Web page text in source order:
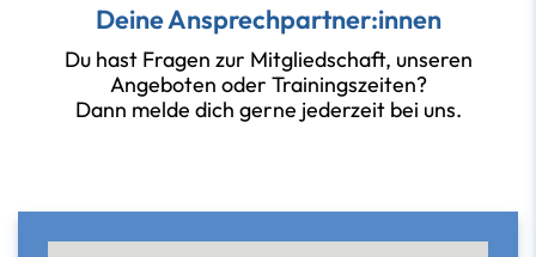
Deine Ansprechpartner:innen
Du hast Fragen zur Mitgliedschaft, unseren
Angeboten oder Trainingszeiten?
Dann melde dich gerne jederzeit bei uns.